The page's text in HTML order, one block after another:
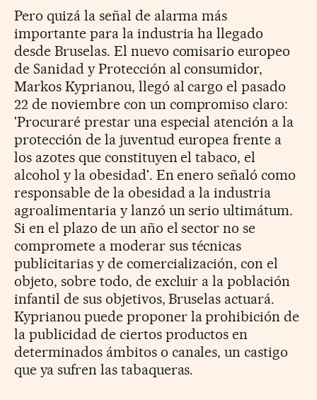
Pero quizá la señal de alarma más
importante para la industria ha llegado
desde Bruselas. El nuevo comisario europeo
de Sanidad y Protección al consumidor,
Markos Kyprianou, llegó al cargo el pasado
22 de noviembre con un compromiso claro:
'Procuraré prestar una especial atención a la
protección de la juventud europea frente a
los azotes que constituyen el tabaco, el
alcohol y la obesidad'. En enero señaló como
responsable de la obesidad a la industria
agroalimentaria y lanzó un serio ultimátum.
Si en el plazo de un año el sector no se
compromete a moderar sus técnicas
publicitarias y de comercialización, con el
objeto, sobre todo, de excluir a la población
infantil de sus objetivos, Bruselas actuará.
Kyprianou puede proponer la prohibición de
la publicidad de ciertos productos en
determinados ámbitos o canales, un castigo
que ya sufren las tabaqueras.